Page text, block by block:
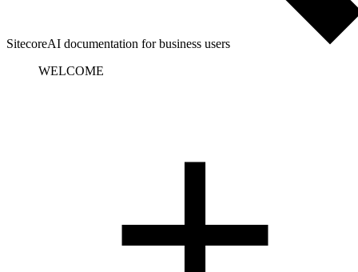
SitecoreAI documentation for business users
WELCOME